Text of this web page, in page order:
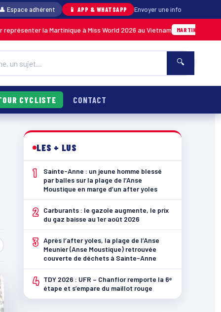
Espace adhérent 📱 APP & WHATSAPP Envoyer une info
la Martinique à Miss World 2026 au Vietnam MARTINIQUE 05/08 ·
🔍
CYCLISTE CONTACT
LES + LUS
1
Sainte-Anne : un jeune homme blessé
par balles sur la plage de l’Anse
Moustique en marge d’un after yoles
2
Carburants : le gazole augmente, le prix
du gaz baisse au 1er août 2026
3 Après l’after yoles, la plage de l’Anse
Meunier (Anse Moustique) retrouvée
couverte de déchets à Sainte-Anne
4 TDY 2026 : UFR – Chanflor remporte la 6ᵉ
étape et s’empare du maillot rouge